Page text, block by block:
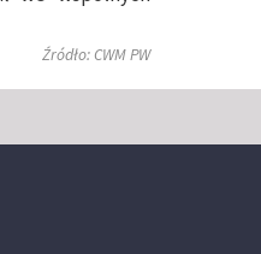
Źródło: CWM PW